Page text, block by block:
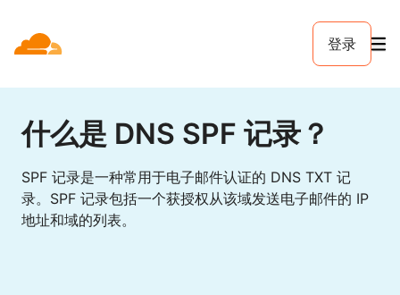
登录
什么是 DNS SPF 记录？
SPF 记录是一种常用于电子邮件认证的 DNS TXT 记
录。SPF 记录包括一个获授权从该域发送电子邮件的 IP
地址和域的列表。